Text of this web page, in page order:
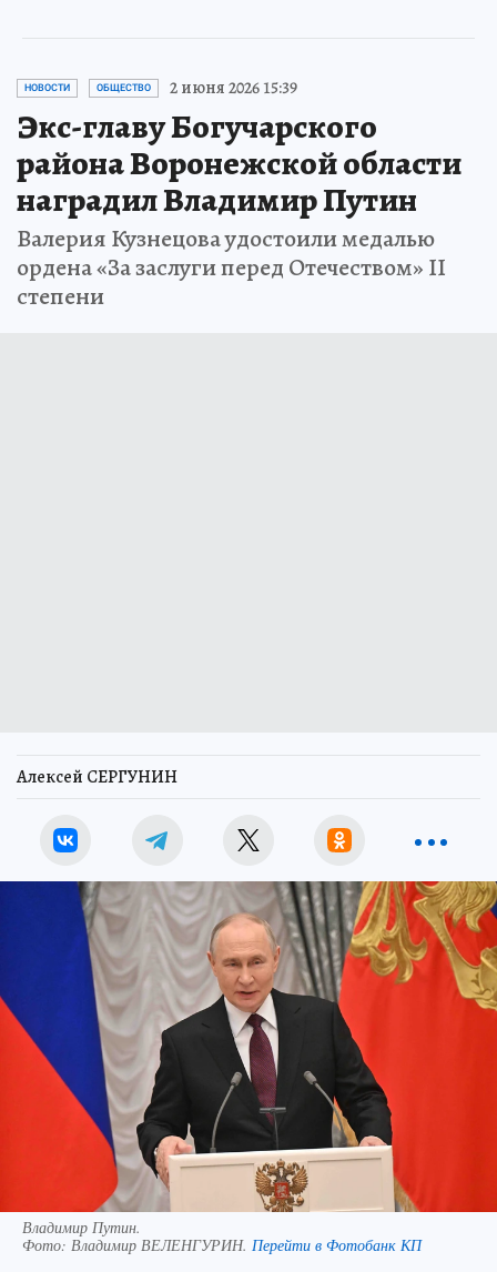
НОВОСТИ ОБЩЕСТВО 2 июня 2026 15:39
Экс-главу Богучарского
района Воронежской области
наградил Владимир Путин
Валерия Кузнецова удостоили медалью
ордена «За заслуги перед Отечеством» II
степени
Алексей СЕРГУНИН
Владимир Путин.
Фото: Владимир ВЕЛЕНГУРИН. Перейти в Фотобанк КП